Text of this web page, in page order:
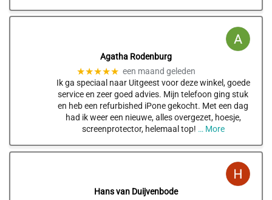
Agatha Rodenburg
★★★★★ een maand geleden
Ik ga speciaal naar Uitgeest voor deze winkel, goede
service en zeer goed advies. Mijn telefoon ging stuk
en heb een refurbished iPone gekocht. Met een dag
had ik weer een nieuwe, alles overgezet, hoesje,
screenprotector, helemaal top! … More
Hans van Duijvenbode